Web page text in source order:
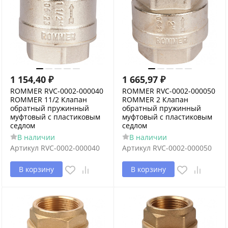
1 154,40 ₽
ROMMER RVC-0002-000040
ROMMER 11/2 Клапан
обратный пружинный
муфтовый с пластиковым
седлом
В наличии
Артикул RVC-0002-000040
В корзину
1 665,97 ₽
ROMMER RVC-0002-000050
ROMMER 2 Клапан
обратный пружинный
муфтовый с пластиковым
седлом
В наличии
Артикул RVC-0002-000050
В корзину